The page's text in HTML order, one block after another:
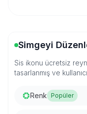
Simgeyi
Sis ikonu ücretsiz
tasarlanmış ve
Renk Popüler